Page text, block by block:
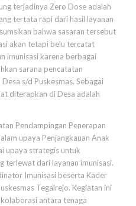
terjadinya Zero Dose adalah
tertata rapi dari hasil layanan
bahwa sasaran tersebut
akan tetapi belu tercatat
imunisasi karena berbagai
sarana pencatatan
s/d Puskesmas. Sebagai
diterapkan di Desa adalah
Pendampingan Penerapan
upaya Penjangkauan Anak
upaya strategis untuk
terlewat dari layanan imunisasi.
Imunisasi beserta Kader
Tegalrejo. Kegiatan ini
antara tenaga